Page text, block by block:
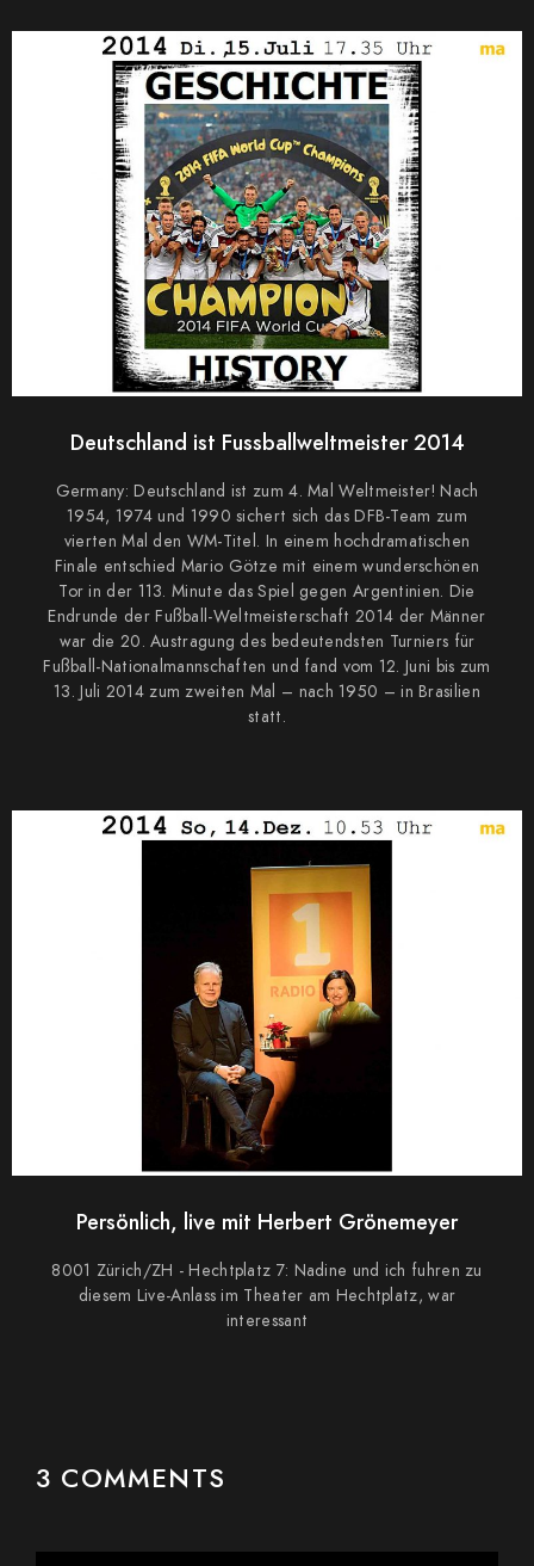
Deutschland ist Fussballweltmeister 2014
Germany: Deutschland ist zum 4. Mal Weltmeister! Nach
1954, 1974 und 1990 sichert sich das DFB-Team zum
vierten Mal den WM-Titel. In einem hochdramatischen
Finale entschied Mario Götze mit einem wunderschönen
Tor in der 113. Minute das Spiel gegen Argentinien. Die
Endrunde der Fußball-Weltmeisterschaft 2014 der Männer
war die 20. Austragung des bedeutendsten Turniers für
Fußball-Nationalmannschaften und fand vom 12. Juni bis zum
13. Juli 2014 zum zweiten Mal – nach 1950 – in Brasilien
statt.
Persönlich, live mit Herbert Grönemeyer
8001 Zürich/ZH - Hechtplatz 7: Nadine und ich fuhren zu
diesem Live-Anlass im Theater am Hechtplatz, war
interessant
3 COMMENTS